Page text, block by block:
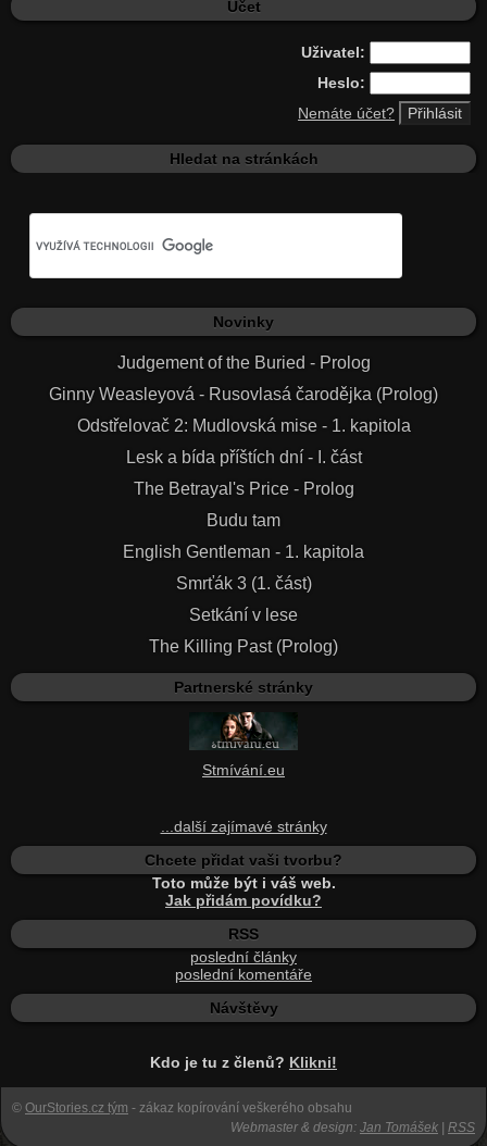
Účet
Uživatel:
Heslo:
Nemáte účet?
Hledat na stránkách
Novinky
Judgement of the Buried - Prolog
Ginny Weasleyová - Rusovlasá čarodějka (Prolog)
Odstřelovač 2: Mudlovská mise - 1. kapitola
Lesk a bída příštích dní - I. část
The Betrayal's Price - Prolog
Budu tam
English Gentleman - 1. kapitola
Smrťák 3 (1. část)
Setkání v lese
The Killing Past (Prolog)
Partnerské stránky
Stmívání.eu
...další zajímavé stránky
Chcete přidat vaši tvorbu?
Toto může být i váš web.
Jak přidám povídku?
RSS
poslední články
poslední komentáře
Návštěvy
Kdo je tu z členů? Klikni!
© OurStories.cz tým - zákaz kopírování veškerého obsahu
Webmaster & design: Jan Tomášek RSS